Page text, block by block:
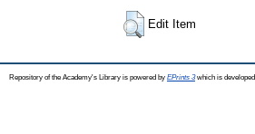
Edit Item
Repository of the Academy's Library is powered by EPrints 3which is